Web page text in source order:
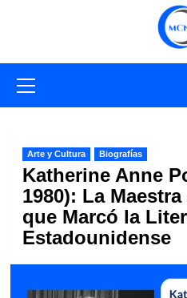
primario
Arte y Cultura Biografías
Katherine Anne
1980): La
que Marcó la
Estadounidense